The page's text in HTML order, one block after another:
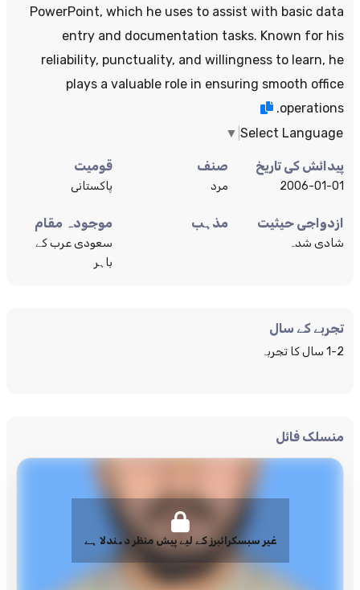
PowerPoint, which he uses to assist with basic data
entry and documentation tasks. Known for his
reliability, punctuality, and willingness to learn, he
plays a valuable role in ensuring smooth office
operations.
Select Language
▼
پیدائش کی تاریخ
2006-01-01
صنف
مرد
قومیت
پاکستانی
ازدواجی حیثیت
شادی شدہ
مذہب موجودہ مقام
سعودی عرب کے
باہر
تجربے کے سال
1-2 سال کا تجربہ
منسلک فائل
غیر سبسکرائبرز کے لیے پیش منظر دھندلا ہے